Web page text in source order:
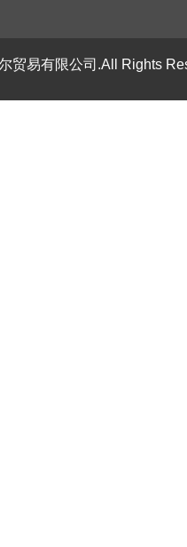
贸易有限公司.All Rights